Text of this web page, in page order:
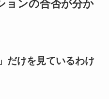
ョンの合否が分か
だけを見ているわけ